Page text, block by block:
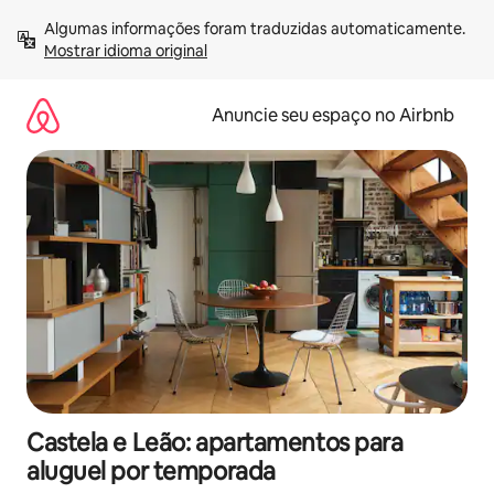
para
Mostrar idioma original
Anuncie seu espaço no Airbnb
Castela e Leão: apartamentos para
aluguel por temporada